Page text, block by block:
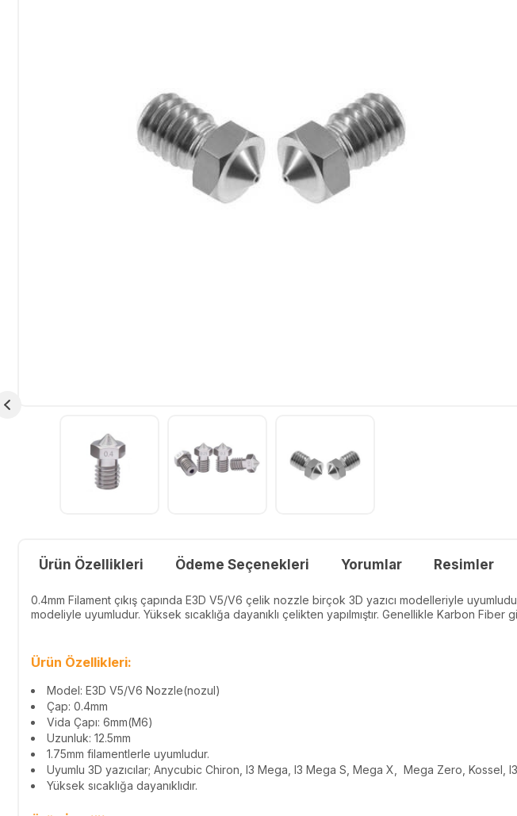
Ürün Özellikleri Ödeme Seçenekleri Yorumlar Resimler
0.4mm Filament çıkış çapında E3D V5/V6 çelik nozzle birçok 3D yazıcı modelleriyle
modeliyle uyumludur. Yüksek sıcaklığa dayanıklı çelikten yapılmıştır. Genellikle Karbon
Ürün Özellikleri:
Model: E3D V5/V6 Nozzle(nozul)
Çap: 0.4mm
Vida Çapı: 6mm(M6)
Uzunluk: 12.5mm
1.75mm filamentlerle uyumludur.
Uyumlu 3D yazıcılar; Anycubic Chiron, I3 Mega, I3 Mega S, Mega X, Mega Zero, Kossel,
Yüksek sıcaklığa dayanıklıdır.